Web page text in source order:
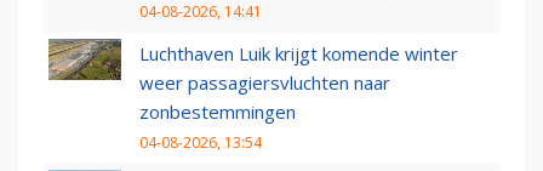
04-08-2026, 14:41
Luchthaven Luik krijgt komende winter
weer passagiersvluchten naar
zonbestemmingen
04-08-2026, 13:54